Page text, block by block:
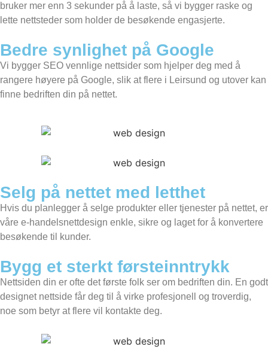
bruker mer enn 3 sekunder på å laste, så vi bygger raske og
lette nettsteder som holder de besøkende engasjerte.
Bedre synlighet på Google
Vi bygger SEO vennlige nettsider som hjelper deg med å
rangere høyere på Google, slik at flere i Leirsund og utover kan
finne bedriften din på nettet.
Selg på nettet med letthet
Hvis du planlegger å selge produkter eller tjenester på nettet, er
våre e-handelsnettdesign enkle, sikre og laget for å konvertere
besøkende til kunder.
Bygg et sterkt førsteinntrykk
Nettsiden din er ofte det første folk ser om bedriften din. En godt
designet nettside får deg til å virke profesjonell og troverdig,
noe som betyr at flere vil kontakte deg.